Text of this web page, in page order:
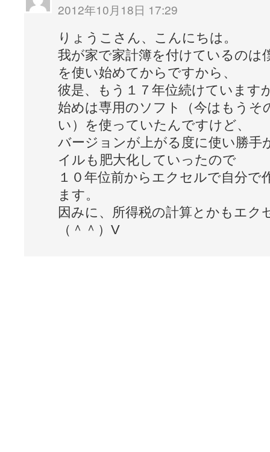
2012年10月18日 17:29
りょうこさん、こんにちは。
我が家で家計簿を付けているのは
を使い始めてからですから、
彼是、もう１７年位続けています
始めは専用のソフト（今はもうそ
い）を使っていたんですけど、
バージョンが上がる度に使い勝手
イルも肥大化していったので
１０年位前からエクセルで自分で
ます。
因みに、所得税の計算とかもエク
（＾＾）V